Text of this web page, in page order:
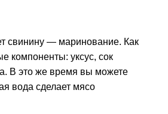
свинину — маринование. Как
компоненты: уксус, сок
В это же время вы можете
вода сделает мясо